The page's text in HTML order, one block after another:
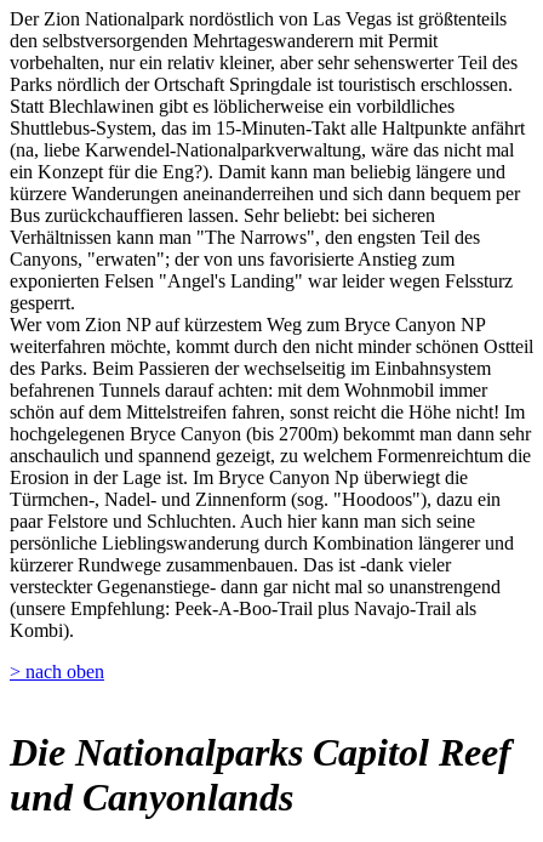
Der Zion Nationalpark nordöstlich von Las Vegas ist größtenteils
den selbstversorgenden Mehrtageswanderern mit Permit
vorbehalten, nur ein relativ kleiner, aber sehr sehenswerter Teil des
Parks nördlich der Ortschaft Springdale ist touristisch erschlossen.
Statt Blechlawinen gibt es löblicherweise ein vorbildliches
Shuttlebus-System, das im 15-Minuten-Takt alle Haltpunkte anfährt
(na, liebe Karwendel-Nationalparkverwaltung, wäre das nicht mal
ein Konzept für die Eng?). Damit kann man beliebig längere und
kürzere Wanderungen aneinanderreihen und sich dann bequem per
Bus zurückchauffieren lassen. Sehr beliebt: bei sicheren
Verhältnissen kann man "The Narrows", den engsten Teil des
Canyons, "erwaten"; der von uns favorisierte Anstieg zum
exponierten Felsen "Angel's Landing" war leider wegen Felssturz
gesperrt.
Wer vom Zion NP auf kürzestem Weg zum Bryce Canyon NP
weiterfahren möchte, kommt durch den nicht minder schönen Ostteil
des Parks. Beim Passieren der wechselseitig im Einbahnsystem
befahrenen Tunnels darauf achten: mit dem Wohnmobil immer
schön auf dem Mittelstreifen fahren, sonst reicht die Höhe nicht! Im
hochgelegenen Bryce Canyon (bis 2700m) bekommt man dann sehr
anschaulich und spannend gezeigt, zu welchem Formenreichtum die
Erosion in der Lage ist. Im Bryce Canyon Np überwiegt die
Türmchen-, Nadel- und Zinnenform (sog. "Hoodoos"), dazu ein
paar Felstore und Schluchten. Auch hier kann man sich seine
persönliche Lieblingswanderung durch Kombination längerer und
kürzerer Rundwege zusammenbauen. Das ist -dank vieler
versteckter Gegenanstiege- dann gar nicht mal so unanstrengend
(unsere Empfehlung: Peek-A-Boo-Trail plus Navajo-Trail als
Kombi).
> nach oben
Die Nationalparks Capitol Reef
und Canyonlands